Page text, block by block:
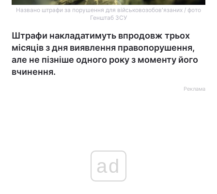
Названо штрафи за порушення для військовозобов'язаних / фото
Генштаб ЗСУ
Штрафи накладатимуть впродовж трьох
місяців з дня виявлення правопорушення,
але не пізніше одного року з моменту його
вчинення.
Реклама
ad